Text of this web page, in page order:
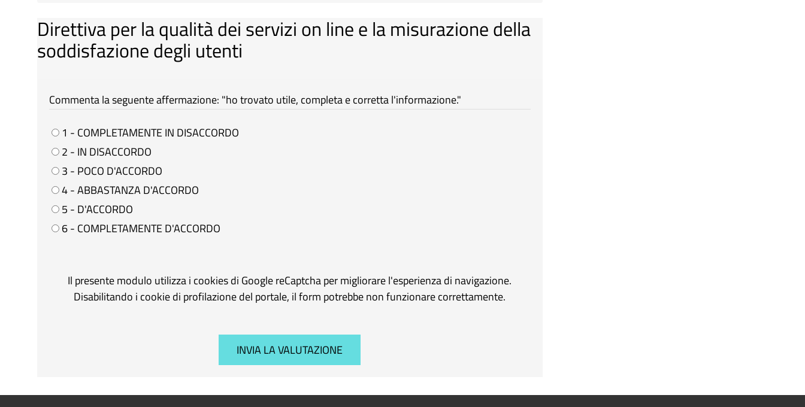
Direttiva per la qualità dei servizi on line e la misurazione della
soddisfazione degli utenti
Commenta la seguente affermazione: "ho trovato utile, completa e corretta l'informazione."
1 - COMPLETAMENTE IN DISACCORDO
2 - IN DISACCORDO
3 - POCO D'ACCORDO
4 - ABBASTANZA D'ACCORDO
5 - D'ACCORDO
6 - COMPLETAMENTE D'ACCORDO
Il presente modulo utilizza i cookies di Google reCaptcha per migliorare l'esperienza di navigazione.
Disabilitando i cookie di profilazione del portale, il form potrebbe non funzionare correttamente.